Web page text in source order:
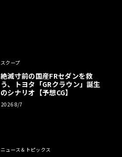
スクープ
絶滅寸前の国産FRセダンを救
う、トヨタ「GRクラウン」誕生
のシナリオ【予想CG】
2026 8/7
ニュース＆トピックス